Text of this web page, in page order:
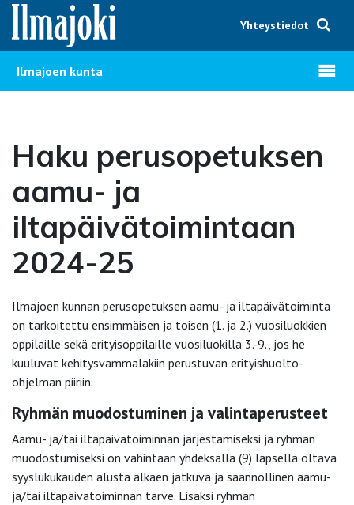
Hyppää sisältöön
Yhteystiedot
Ilmajoen kunta Avaa
Haku perusopetuksen
aamu- ja
iltapäivätoimintaan
2024-25
Ilmajoen kunnan perusopetuksen aamu- ja iltapäivätoiminta
on tarkoitettu ensimmäisen ja toisen (1. ja 2.) vuosiluokkien
oppilaille sekä erityisoppilaille vuosiluokilla 3.-9., jos he
kuuluvat kehitysvammalakiin perustuvan erityishuolto-
ohjelman piiriin.
Ryhmän muodostuminen ja valintaperusteet
Aamu- ja/tai iltapäivätoiminnan järjestämiseksi ja ryhmän
muodostumiseksi on vähintään yhdeksällä (9) lapsella oltava
syyslukukauden alusta alkaen jatkuva ja säännöllinen aamu-
ja/tai iltapäivätoiminnan tarve. Lisäksi ryhmän